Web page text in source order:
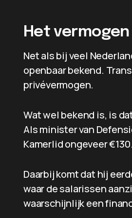
Het
Net als bij veel
openbaar bekend.
privévermogen.
Wat wel bekend is, is
Als minister van
Kamerlid ongeveer
Daarbij komt dat hij
waar de salarissen
waarschijnlijk een